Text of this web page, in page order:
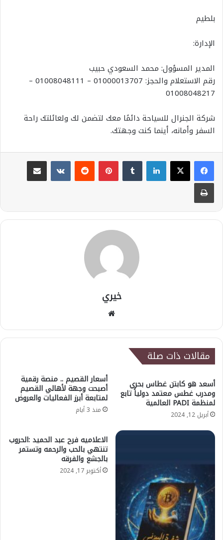
بلطيم
الإدارة:
المدير المسؤول: محمد السعودي حبيب
رقم الاستعلام والحجز: 01000013707 – 01008048111 –
01008048217
شركة الجنرال للسياحة دائمًا معك لتضمن لك ولعائلتك راحة
السفر وأمانه، أينما كنت وجهتك.
لينكدإن بينتيريست
مشاركة عبر البريد
طباعة
خيري
مقالات ذات صلة
أسعد هو كابتن غطاس بحري
ومدرب غطس معتمد دولياً تابع
لمنظمة PADI العالمية
أبريل 12, 2024
أسعار القصيم .. منصة رقمية
أصبحت وجهة لأهالي القصيم
لمتابعة أبرز الفعاليات والعروض
منذ 3 أيام
الاعلاميه فرح عبد الحميد :الحروب
تنتهي بالحب والرحمه وتستمر
بالجشع والفرقه
أكتوبر 17, 2024